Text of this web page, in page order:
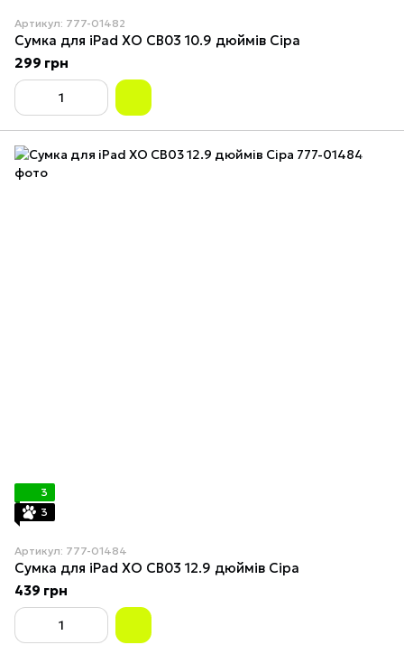
Артикул: 777-01482
Сумка для iPad XO CB03 10.9 дюймів Сіра
299 грн
3
3
Артикул: 777-01484
Сумка для iPad XO CB03 12.9 дюймів Сіра
439 грн